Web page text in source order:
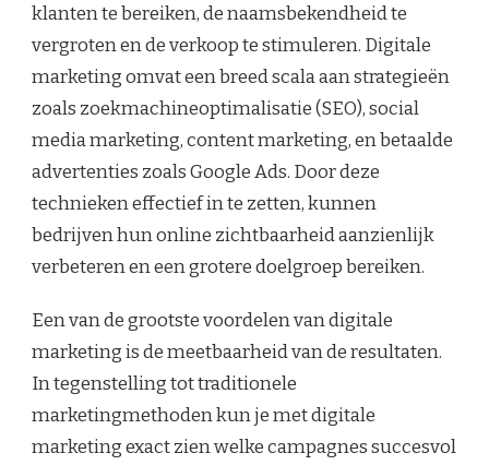
klanten te bereiken, de naamsbekendheid te
vergroten en de verkoop te stimuleren. Digitale
marketing omvat een breed scala aan strategieën
zoals zoekmachineoptimalisatie (SEO), social
media marketing, content marketing, en betaalde
advertenties zoals Google Ads. Door deze
technieken effectief in te zetten, kunnen
bedrijven hun online zichtbaarheid aanzienlijk
verbeteren en een grotere doelgroep bereiken.
Een van de grootste voordelen van digitale
marketing is de meetbaarheid van de resultaten.
In tegenstelling tot traditionele
marketingmethoden kun je met digitale
marketing exact zien welke campagnes succesvol